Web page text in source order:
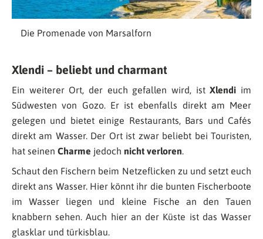
Die Promenade von Marsalforn
Xlendi – beliebt und charmant
Ein weiterer Ort, der euch gefallen wird, istXlendi im
Südwesten von Gozo. Er ist ebenfalls direkt am Meer
gelegen und bietet einige Restaurants, Bars und Cafés
direkt am Wasser. Der Ort ist zwar beliebt bei Touristen,
hat seinen Charme jedoch nicht verloren
Schaut den Fischern beim Netzeflicken zu und setzt euch
direkt ans Wasser. Hier könnt ihr die bunten Fischerboote
im Wasser liegen und kleine Fische an den Tauen
knabbern sehen. Auch hier an der Küste ist das Wasser
glasklar und türkisblau.